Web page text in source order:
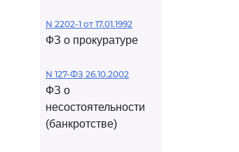
N 2202-1 от 17.01.1992
ФЗ о прокуратуре
N 127-ФЗ 26.10.2002
ФЗ о
несостоятельности
(банкротстве)